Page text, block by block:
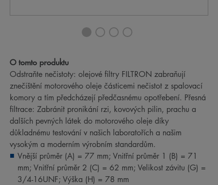
O tomto produktu
Odstraňte nečistoty: olejové filtry FILTRON zabraňují
znečištění motorového oleje částicemi nečistot z spalovací
komory a tím předcházejí předčasnému opotřebení. Přesná
filtrace: Zabránit pronikání rzi, kovových pilin, prachu a
dalších pevných látek do motorového oleje díky
důkladnému testování v našich laboratořích a našim
vysokým a moderním výrobním standardům.
Vnější průměr (A) = 77 mm; Vnitřní průměr 1 (B) = 71
mm; Vnitřní průměr 2 (C) = 62 mm; Velikost závitu (G) =
3/4-16UNF; Výška (H) = 78 mm